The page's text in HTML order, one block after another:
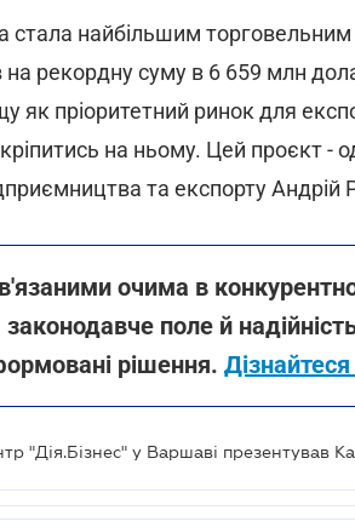
стала найбільшим торговельним
на рекордну суму в 6 659 млн
як пріоритетний ринок для
на ньому. Цей проєкт -
та експорту Андрій
очима в
законодавче поле й
рішення.